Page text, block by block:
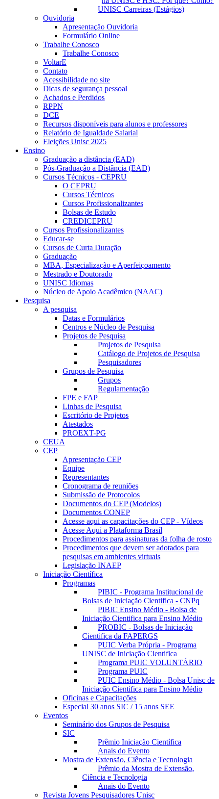
UNISC Carreiras (Estágios)
Ouvidoria
Apresentação Ouvidoria
Formulário Online
Trabalhe Conosco
Trabalhe Conosco
VoltarE
Contato
Acessibilidade no site
Dicas de segurança pessoal
Achados e Perdidos
RPPN
DCE
Recursos disponíveis para alunos e professores
Relatório de Igualdade Salarial
Eleições Unisc 2025
Ensino
Graduação a distância (EAD)
Pós-Graduação a Distância (EAD)
Cursos Técnicos - CEPRU
O CEPRU
Cursos Técnicos
Cursos Profissionalizantes
Bolsas de Estudo
CREDICEPRU
Cursos Profissionalizantes
Educar-se
Cursos de Curta Duração
Graduação
MBA, Especialização e Aperfeiçoamento
Mestrado e Doutorado
UNISC Idiomas
Núcleo de Apoio Acadêmico (NAAC)
Pesquisa
A pesquisa
Datas e Formulários
Centros e Núcleo de Pesquisa
Projetos de Pesquisa
Projetos de Pesquisa
Catálogo de Projetos de Pesquisa
Pesquisadores
Grupos de Pesquisa
Grupos
Regulamentação
FPE e FAP
Linhas de Pesquisa
Escritório de Projetos
Atestados
PROEXT-PG
CEUA
CEP
Apresentação CEP
Equipe
Representantes
Cronograma de reuniões
Submissão de Protocolos
Documentos do CEP (Modelos)
Documentos CONEP
Acesse aqui as capacitações do CEP - Vídeos
Acesse Aqui a Plataforma Brasil
Procedimentos para assinaturas da folha de rosto
Procedimentos que devem ser adotados para
pesquisas em ambientes virtuais
Legislação INAEP
Iniciação Científica
Programas
PIBIC - Programa Institucional de
Bolsas de Iniciação Cientifica - CNPq
PIBIC Ensino Médio - Bolsa de
Iniciação Cientifica para Ensino Médio
PROBIC - Bolsas de Iniciação
Cientifica da FAPERGS
PUIC Verba Própria - Programa
UNISC de Iniciação Cientifica
Programa PUIC VOLUNTÁRIO
Programa PUIC
PUIC Ensino Médio - Bolsa Unisc de
Iniciação Científica para Ensino Médio
Oficinas e Capacitações
Especial 30 anos SIC / 15 anos SEE
Eventos
Seminário dos Grupos de Pesquisa
SIC
Prêmio Iniciação Científica
Anais do Evento
Mostra de Extensão, Ciência e Tecnologia
Prêmio da Mostra de Extensão,
Ciência e Tecnologia
Anais do Evento
Revista Jovens Pesquisadores Unisc